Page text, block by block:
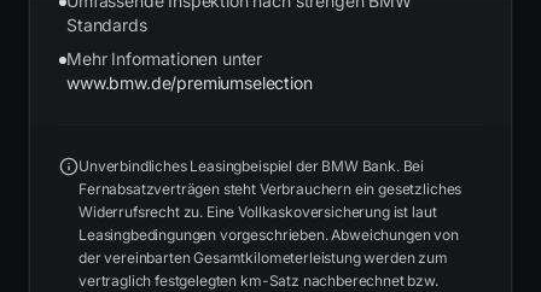
Standards
Mehr Informationen unter
www.bmw.de/premiumselection
Unverbindliches Leasingbeispiel der BMW Bank. Bei
Fernabsatzverträgen steht Verbrauchern ein gesetzliches
Widerrufsrecht zu. Eine Vollkaskoversicherung ist laut
Leasingbedingungen vorgeschrieben. Abweichungen von
der vereinbarten Gesamtkilometerleistung werden zum
vertraglich festgelegten km-Satz nachberechnet bzw.